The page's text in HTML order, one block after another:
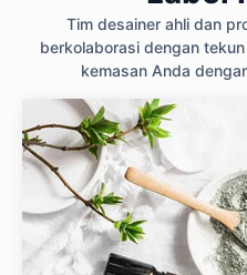
Tim desainer ahli dan
berkolaborasi dengan
kemasan Anda